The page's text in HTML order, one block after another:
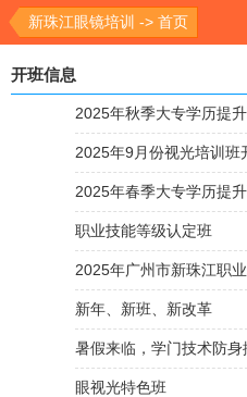
新珠江眼镜培训 -> 首页
开班信息
2025年秋季大专学历提
2025年9月份视光培训班
2025年春季大专学历提
职业技能等级认定班
2025年广州市新珠江职
新年、新班、新改革
暑假来临，学门技术防身
眼视光特色班